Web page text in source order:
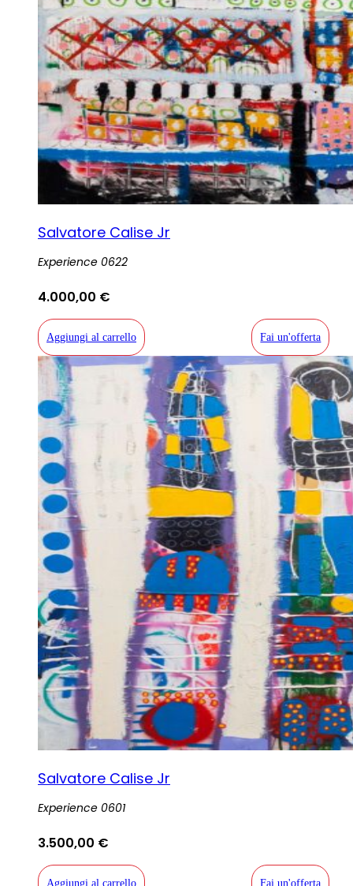
Salvatore Calise Jr
Experience 0622
4.000,00 €
Aggiungi al carrello Fai un'offerta
Salvatore Calise Jr
Experience 0601
3.500,00 €
Aggiungi al carrello Fai un'offerta